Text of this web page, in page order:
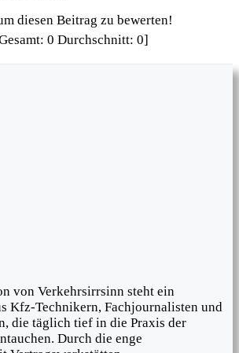
diesen Beitrag zu bewerten!
0 Durchschnitt: 0]
von Verkehrsirrsinn steht ein
Kfz-Technikern, Fachjournalisten und
die täglich tief in die Praxis der
Durch die enge